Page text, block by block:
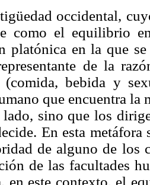
occidental,
como el equilibrio
platónica en la que
de la
(comida, bebida y
que encuentra la
lado, sino que los
En esta
de alguno de los
de las facultades
en este contexto, el